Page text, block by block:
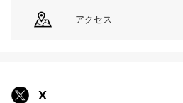
アクセス
X